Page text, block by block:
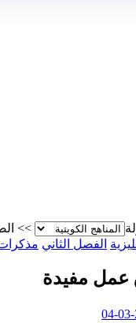
>>
الفصل الثاني
عمل مفيدة